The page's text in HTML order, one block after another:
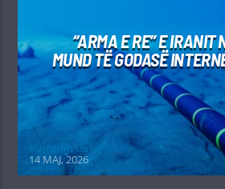
“ARMA E RE” E IRANIT
MUND TË GODASË
Kushtrim Guraj
14 MAJ, 2026